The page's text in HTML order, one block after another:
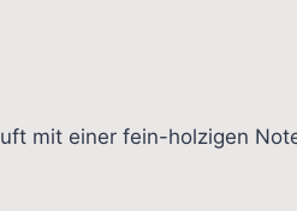
mit einer fein-holzigen